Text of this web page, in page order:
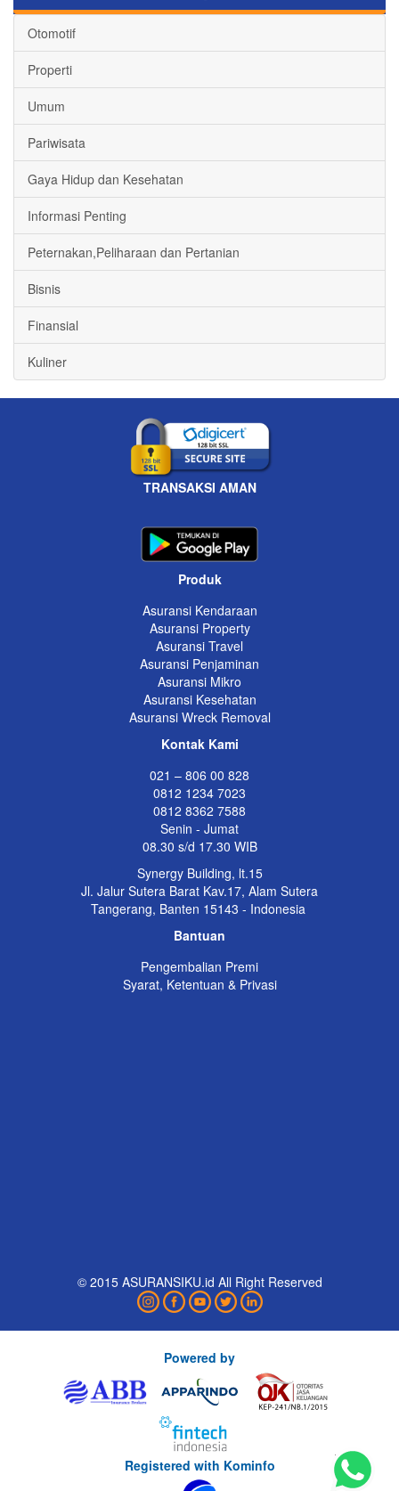
Otomotif
Properti
Umum
Pariwisata
Gaya Hidup dan Kesehatan
Informasi Penting
Peternakan,Peliharaan dan Pertanian
Bisnis
Finansial
Kuliner
TRANSAKSI AMAN
Produk
Asuransi Kendaraan
Asuransi Property
Asuransi Travel
Asuransi Penjaminan
Asuransi Mikro
Asuransi Kesehatan
Asuransi Wreck Removal
Kontak Kami
021 – 806 00 828
0812 1234 7023
0812 8362 7588
Senin - Jumat
08.30 s/d 17.30 WIB
Synergy Building, lt.15
Jl. Jalur Sutera Barat Kav.17, Alam Sutera
Tangerang, Banten 15143 - Indonesia
Bantuan
Pengembalian Premi
Syarat, Ketentuan & Privasi
© 2015 ASURANSIKU.id All Right Reserved
Powered by
Registered with Kominfo